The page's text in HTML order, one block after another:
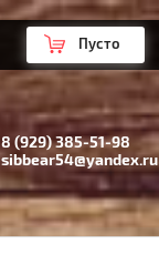
Пусто
8 (929) 385-51-98
sibbear54@yandex.ru